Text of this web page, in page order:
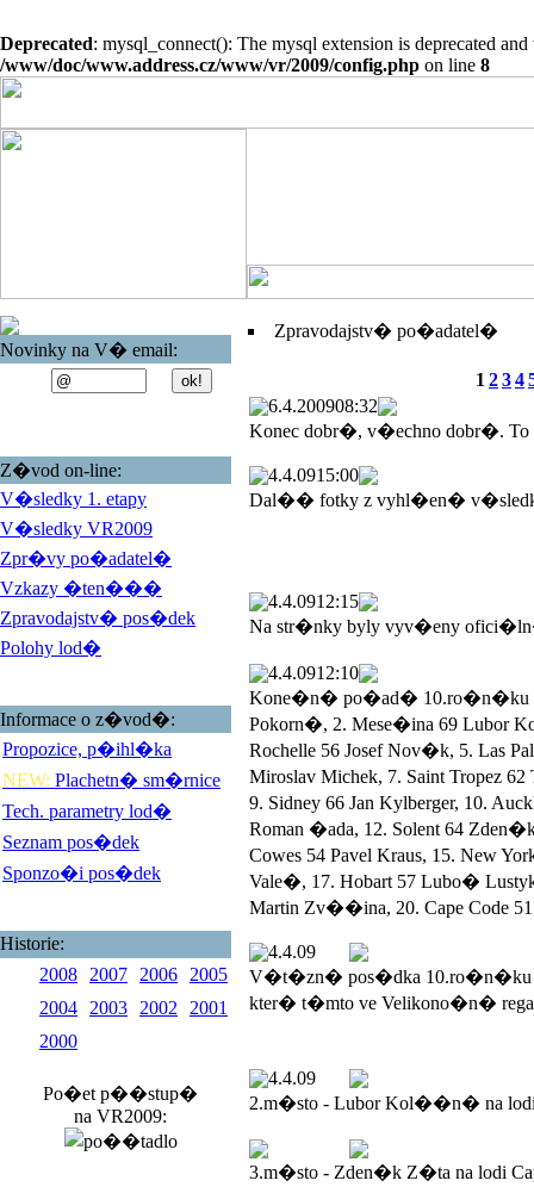
Deprecated: mysql_connect(): The mysql extension is deprecated
/www/doc/www.address.cz/www/vr/2009/config.php on line 8
Novinky na V� email:
Z�vod on-line:
V�sledky 1. etapy
V�sledky VR2009
Zpr�vy po�adatel�
Vzkazy �ten���
Zpravodajstv� pos�dek
Polohy lod�
Informace o z�vod�:
Propozice, p�ihl�ka
NEW: Plachetn� sm�rnice
Tech. parametry lod�
Seznam pos�dek
Sponzo�i pos�dek
Historie:
2008
2007 2006
2005
2004
2003 2002
2001
2000
Po�et p��stup�
na VR2009:
Zpravodajstv� po�adatel�
1 234
6.4.200908:32
Konec dobr�, v�echno dobr�.
4.4.0915:00
Dal�� fotky z vyhl�en�
4.4.0912:15
Na str�nky byly vyv�eny
4.4.0912:10
Kone�n� po�ad� 10.ro�n�ku
Pokorn�, 2. Mese�ina 69 Lubor
Rochelle 56 Josef Nov�k, 5. Las
Miroslav Michek, 7. Saint Tropez
9. Sidney 66 Jan Kylberger, 10.
Roman �ada, 12. Solent 64
Cowes 54 Pavel Kraus, 15. New
Vale�, 17. Hobart 57 Lubo�
Martin Zv��ina, 20. Cape Code 51
4.4.09
V�t�zn� pos�dka 10.ro�n�ku
kter� t�mto ve Velikono�n�
4.4.09
2.m�sto - Lubor Kol��n� na
3.m�sto - Zden�k Z�ta na lodi